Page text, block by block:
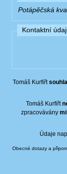
Potápěčská
Kontaktní
Tomáš Kurfiřt
Tomáš Kurfiřt
zpracovávány
Údaje
Obecné dotazy a